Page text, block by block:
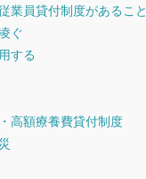
業員貸付制度があるこ
ぐ
する
高額療養費貸付制度